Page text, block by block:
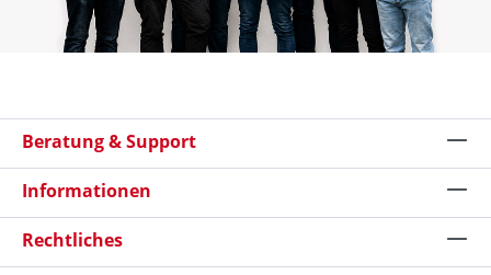
Beratung & Support
Informationen
Rechtliches